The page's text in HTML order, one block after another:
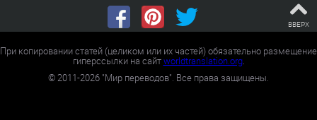
ВВЕРХ
При копировании статей (целиком или их частей) обязательно размещение
гиперссылки на сайтworldtranslation.org.
©2011-2026 "Мир переводов". Все права защищены.